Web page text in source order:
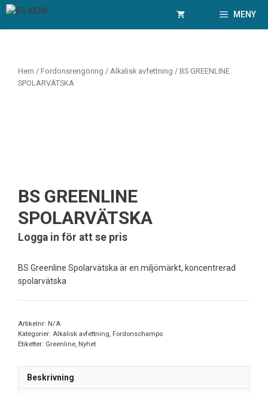
Hoppa
innehåll
MENY
Hem / Fordonsrengöring / Alkalisk avfettning / BS GREENLINE
SPOLARVÄTSKA
BS GREENLINE
SPOLARVÄTSKA
Logga in för att se pris
BS Greenline Spolarvätska är en miljömärkt, koncentrerad
spolarvätska
Artikelnr: N/A
Kategorier: Alkalisk avfettning, Fordonschampo
Etiketter: Greenline, Nyhet
Beskrivning